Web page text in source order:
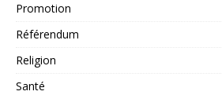
Promotion
Référendum
Religion
Santé